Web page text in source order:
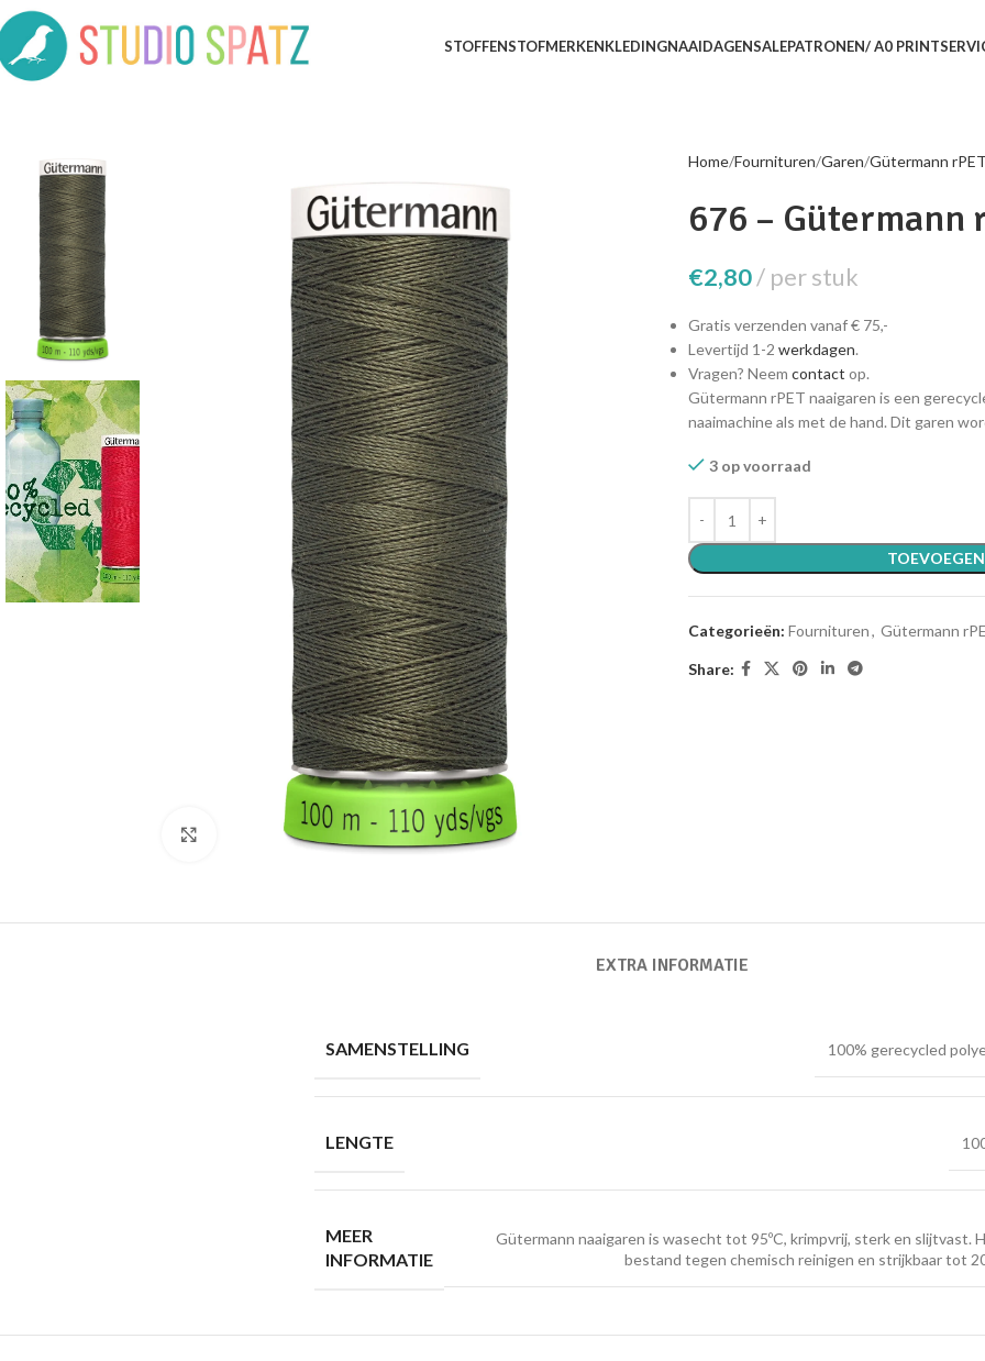
STOFFENSTOFMERKENKLEDINGNAAIDAGENSALEPATRONEN/ A0
Click to enlarge
Home Fournituren Garen Gütermann rPET
676 – Gütermann
€2,80 per stuk
Gratis verzenden vanaf € 75,-
Levertijd 1-2 werkdagen.
Vragen? Neem contact op.
Gütermann rPET naaigaren is een
naaimachine als met de hand. Dit garen
3 op voorraad
Categorieën: Fournituren, Gütermann
Share:
EXTRA INFORMATIE
SAMENSTELLING 100% gerecycled
LENGTE
MEER
INFORMATIE
Gütermann naaigaren is wasecht tot 95ºC, krimpvrij, sterk en slijtvast.
bestand tegen chemisch reinigen en strijkbaar tot